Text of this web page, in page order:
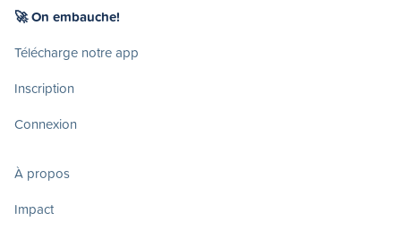
🚀 On embauche!
Télécharge notre app
Inscription
Connexion
À propos
Impact